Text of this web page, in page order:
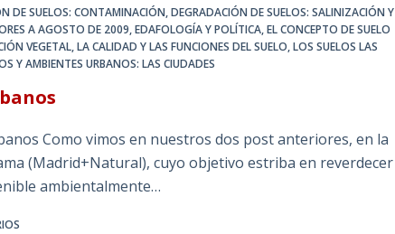
DE SUELOS: CONTAMINACIÓN,DEGRADACIÓN DE SUELOS: SALINIZACIÓN Y
A AGOSTO DE 2009,EDAFOLOGÍA Y POLÍTICA,EL CONCEPTO DE SUELO
VEGETAL,LA CALIDAD Y LAS FUNCIONES DEL SUELO,LOS SUELOS LAS
Y AMBIENTES URBANOS: LAS CIUDADES
Como vimos en nuestros dos post anteriores, en la
(Madrid+Natural), cuyo objetivo estriba en reverdecer
ambientalmente…